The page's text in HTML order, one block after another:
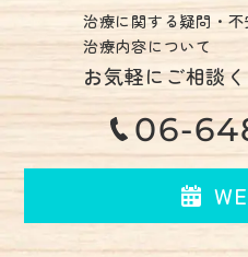
治療に関する疑問・不
治療内容について
お気軽にご相談
06-